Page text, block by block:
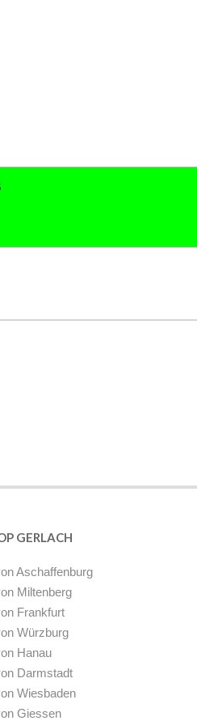
GERLACH
Aschaffenburg
Miltenberg
Frankfurt
Würzburg
Hanau
Darmstadt
Wiesbaden
Giessen